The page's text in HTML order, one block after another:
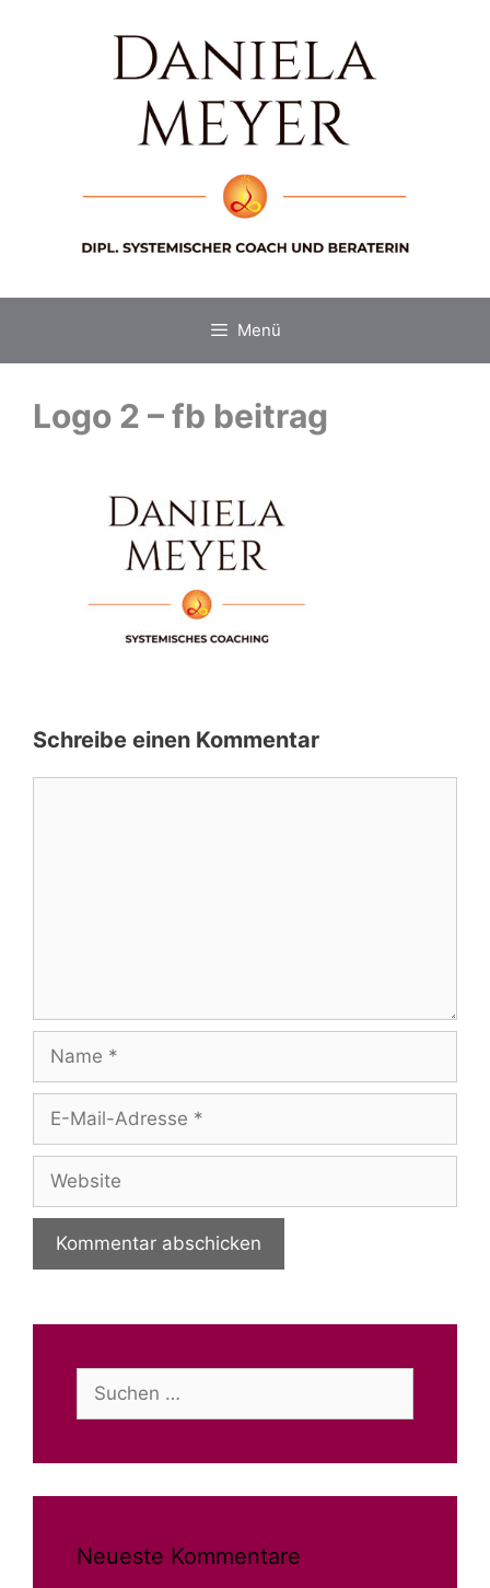
Menü
Logo 2 – fb beitrag
Schreibe einen Kommentar
Mail-
Adresse
nach:
Neueste Kommentare